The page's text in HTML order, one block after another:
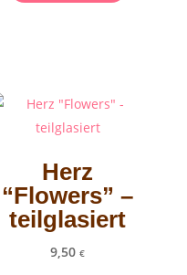
Herz
“Flowers” –
teilglasiert
9,50€